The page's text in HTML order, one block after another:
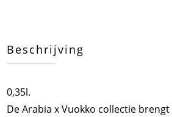
Beschrijving
0,35l.
De Arabia x Vuokko collectie